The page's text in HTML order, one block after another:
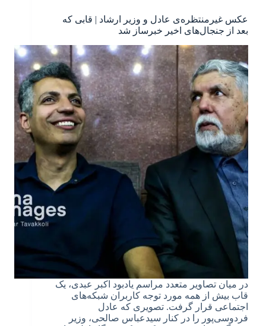
عکس غیرمنتظره‌ی عادل و وزیر ارشاد | قابی که
بعد از جنجال‌های اخیر خبرساز شد
در میان تصاویر متعدد مراسم یادبود اکبر عبدی، یک
قاب بیش از همه مورد توجه کاربران شبکه‌های
اجتماعی قرار گرفت. تصویری که عادل
فردوسی‌پور را در کنار سیدعباس صالحی، وزیر